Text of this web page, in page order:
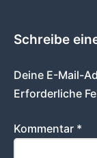
Schreibe
Deine E-Mail-
Erforderliche
Kommentar *